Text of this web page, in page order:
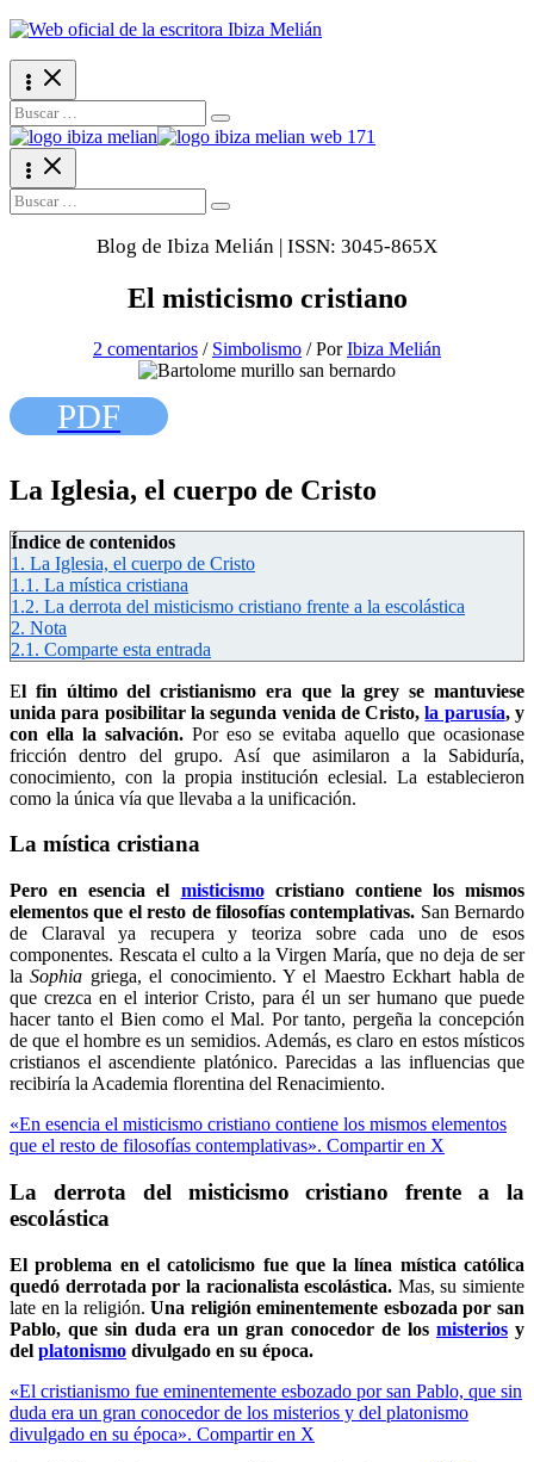
Ir
contenido
Search
for:
Search
for:
Blog de Ibiza Melián | ISSN: 3045-865X
El misticismo cristiano
2 comentarios / Simbolismo / PorIbiza Melián
PDF
La Iglesia, el cuerpo de Cristo
Índice de contenidos
1. La Iglesia, el cuerpo de Cristo
1.1. La mística cristiana
1.2. La derrota del misticismo cristiano frente a la escolástica
2. Nota
2.1. Comparte esta entrada
El fin último del cristianismo era que la grey se mantuviese
unida para posibilitar la segunda venida de Cristo,la parusía, y
con ella la salvación.Por eso se evitaba aquello que ocasionase
fricción dentro del grupo. Así que asimilaron a la Sabiduría,
conocimiento, con la propia institución eclesial. La establecieron
como la única vía que llevaba a la unificación.
La mística cristiana
Pero en esencia el misticismocristiano contiene los mismos
elementos que el resto de filosofías contemplativas. San Bernardo
de Claraval ya recupera y teoriza sobre cada uno de esos
componentes. Rescata el culto a la Virgen María, que no deja de ser
laSophia griega, el conocimiento. Y el Maestro Eckhart habla de
que crezca en el interior Cristo, para él un ser humano que puede
hacer tanto el Bien como el Mal. Por tanto, pergeña la concepción
de que el hombre es un semidios. Además, es claro en estos místicos
cristianos el ascendiente platónico. Parecidas a las influencias que
recibiría la Academia florentina del Renacimiento.
«En esencia el misticismo cristiano contiene los mismos elementos
que el resto de filosofías contemplativas». Compartir en X
La derrota del misticismo cristiano frente a la
escolástica
El problema en el catolicismo fue que la línea mística católica
quedó derrotada por la racionalista escolástica. Mas, su simiente
late en la religión.Una religión eminentemente esbozada por san
Pablo, que sin duda era un gran conocedor de los misterios y
del platonismo divulgado en su época.
«El cristianismo fue eminentemente esbozado por san Pablo, que sin
duda era un gran conocedor de los misterios y del platonismo
divulgado en su época». Compartir en X